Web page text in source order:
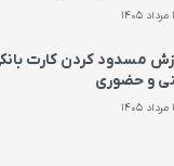
مسدود کردن کارت
و حضوری